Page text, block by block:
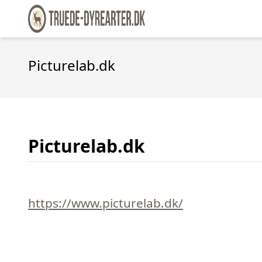
Picturelab.dk
Picturelab.dk
https://www.picturelab.dk/